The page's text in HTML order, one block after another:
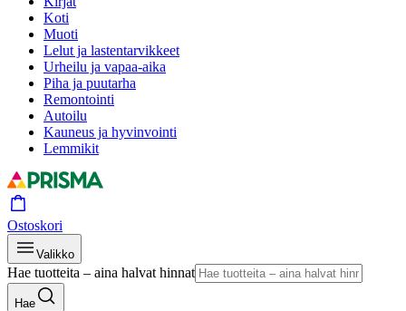
Koti
Muoti
Lelut ja lastentarvikkeet
Urheilu ja vapaa-aika
Piha ja puutarha
Remontointi
Autoilu
Kauneus ja hyvinvointi
Lemmikit
Ostoskori
Valikko
Hae tuotteita – aina halvat hinnat
Hae